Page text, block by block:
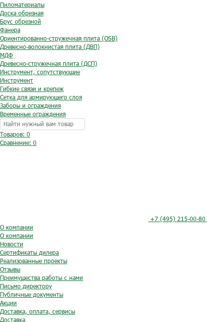
Пиломатериалы
Доска обрезная
Брус обрезной
Фанера
Ориентированно-стружечная плита (OSB)
Древесно-волокнистая плита (ДВП)
МДФ
Древесно-стружечная плита (ДСП)
Инструмент, сопутствующие
Инструмент
Гибкие связи и крепеж
Сетка для армирующего слоя
Заборы и ограждения
Временные ограждения
Товаров: 0
Сравнение: 0
+7 (495) 215-00-80
О компании
О компании
Новости
Сертификаты дилера
Реализованные проекты
Отзывы
Преимущества работы с нами
Письмо директору
Публичные документы
Акции
Доставка, оплата, сервисы
Доставка